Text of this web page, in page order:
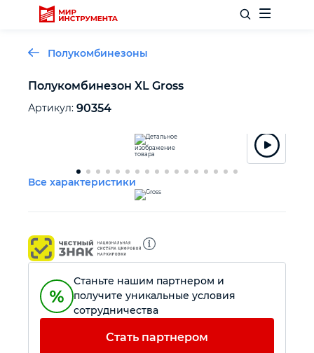
Отделочный инструмент
Слесарный инструмент
Столярный инструмент
Измерительный инструмент
Силовое оборудование
Автомобильный инструмент
Полукомбинезоны
Полукомбинезон XL Gross
Артикул: 90354
Все характеристики
Станьте нашим партнером и
получите уникальные условия
сотрудничества
Стать партнером